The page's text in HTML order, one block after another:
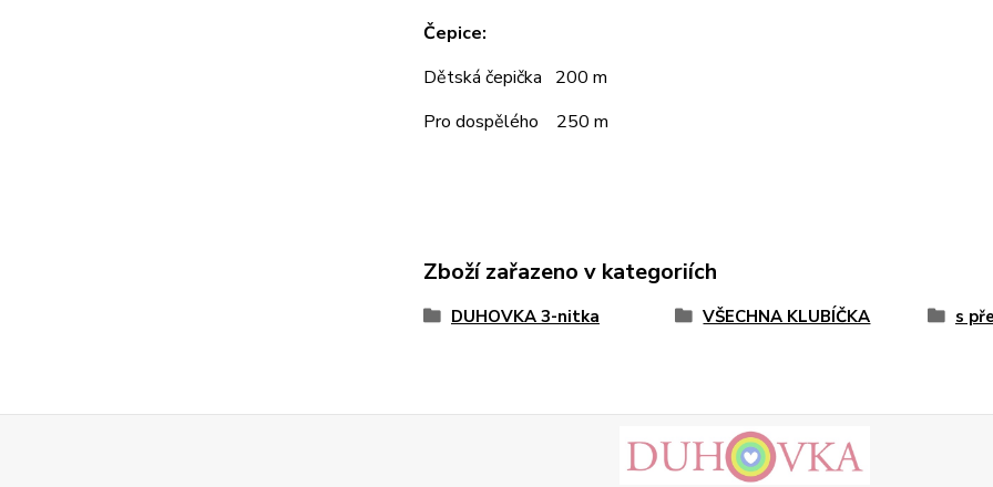
Čepice:
Dětská čepička 200 m
Pro dospělého 250 m
Zboží zařazeno v kategoriích
DUHOVKA 3-nitka VŠECHNA KLUBÍČKA s